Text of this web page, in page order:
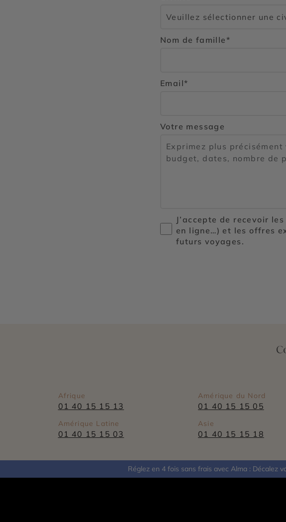
Réglez en 4 fois sans frais avec Alma : Décalez
Nom de famille*
Email*
Votre message
J’accepte de recevoir
en ligne…) et les offres
futurs voyages.
Afrique
01 40 15 15 13
Amérique du Nord
01 40 15 15 05
Amérique Latine
01 40 15 15 03
Asie
01 40 15 15 18